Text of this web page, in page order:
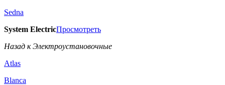
Sedna
System ElectricПросмотреть
Назад к Электроустановочные
Atlas
Blanca